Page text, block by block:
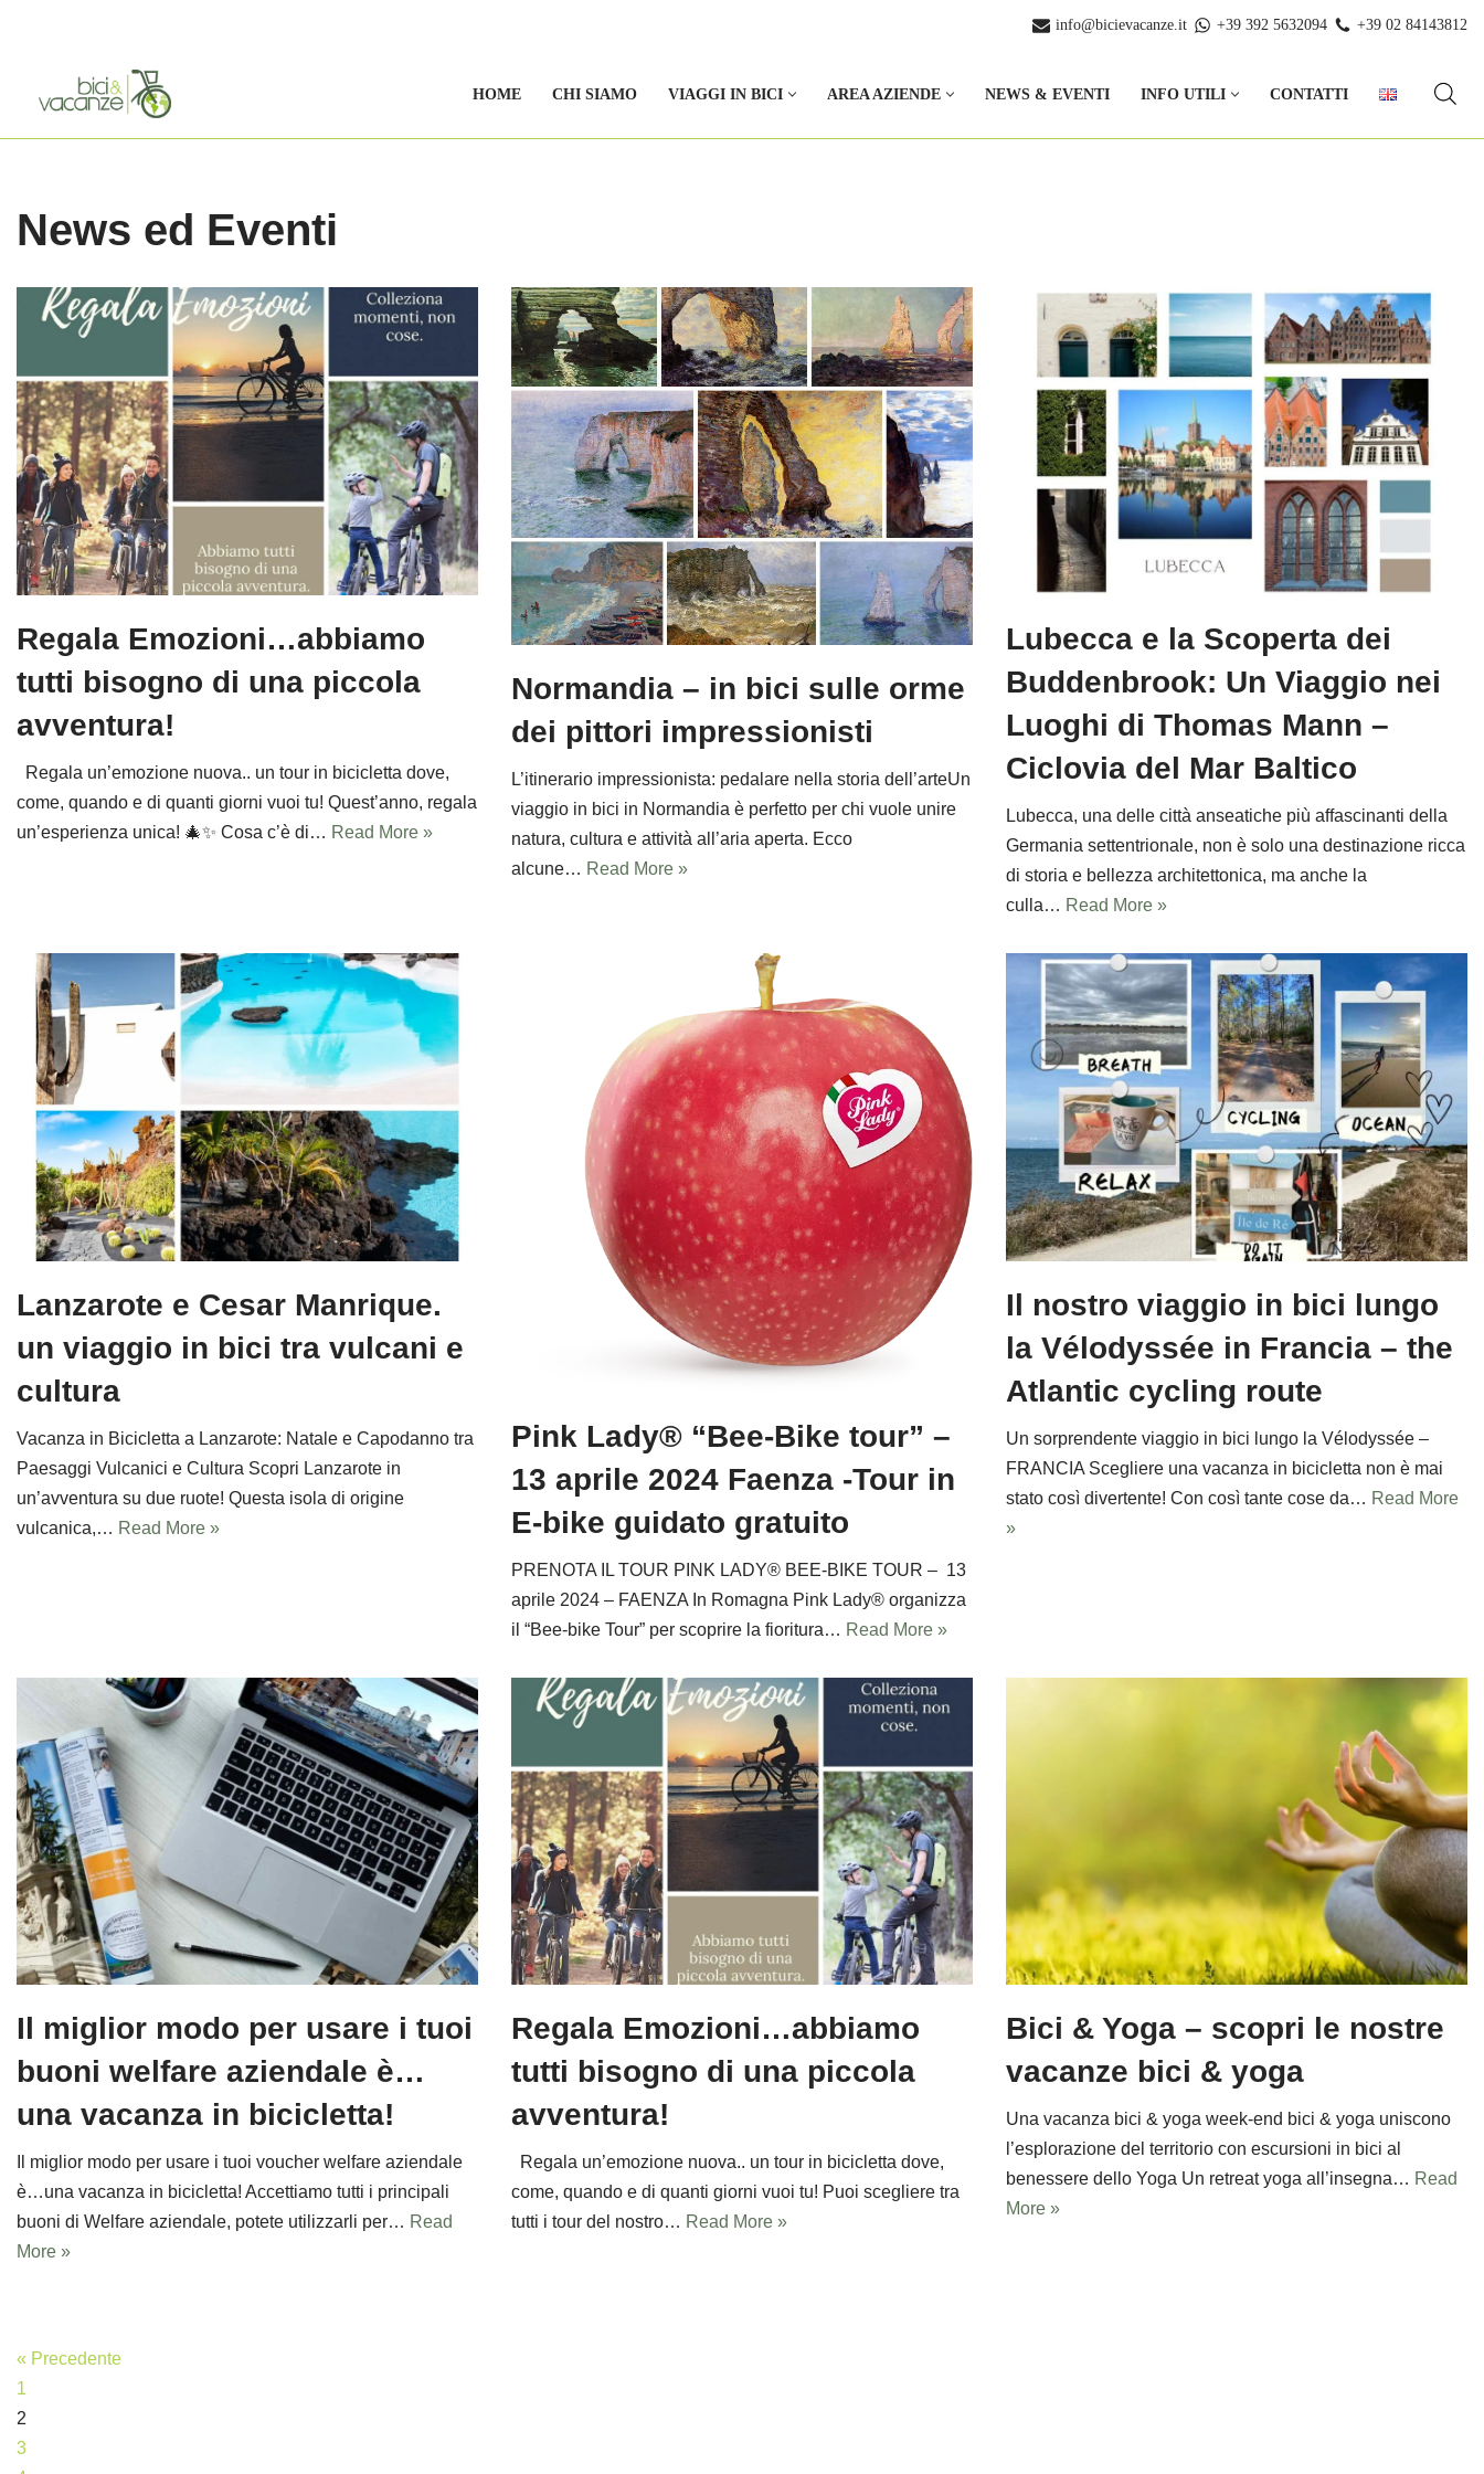
info@bicievacanze.it +39 392 5632094 +39 02 84143812
HOME CHI SIAMO VIAGGI IN BICI AREA AZIENDE NEWS & EVENTI INFO UTILI CONTATTI
News ed Eventi
Regala Emozioni…abbiamo
tutti bisogno di una piccola
avventura!
Regala un’emozione nuova.. un tour in bicicletta dove,
come, quando e di quanti giorni vuoi tu! Quest’anno, regala
un’esperienza unica! 🎄✨ Cosa c’è di… Read More »
Normandia – in bici sulle orme
dei pittori impressionisti
L’itinerario impressionista: pedalare nella storia dell’arteUn
viaggio in bici in Normandia è perfetto per chi vuole unire
natura, cultura e attività all’aria aperta. Ecco
alcune… Read More »
Lubecca e la Scoperta dei
Buddenbrook: Un Viaggio nei
Luoghi di Thomas Mann –
Ciclovia del Mar Baltico
Lubecca, una delle città anseatiche più affascinanti della
Germania settentrionale, non è solo una destinazione ricca
di storia e bellezza architettonica, ma anche la
culla… Read More »
Lanzarote e Cesar Manrique.
un viaggio in bici tra vulcani e
cultura
Vacanza in Bicicletta a Lanzarote: Natale e Capodanno tra
Paesaggi Vulcanici e Cultura Scopri Lanzarote in
un’avventura su due ruote! Questa isola di origine
vulcanica,… Read More »
Pink Lady® “Bee-Bike tour” –
13 aprile 2024 Faenza -Tour in
E-bike guidato gratuito
PRENOTA IL TOUR PINK LADY® BEE-BIKE TOUR – 13
aprile 2024 – FAENZA In Romagna Pink Lady® organizza
il “Bee-bike Tour” per scoprire la fioritura… Read More »
Il nostro viaggio in bici lungo
la Vélodyssée in Francia – the
Atlantic cycling route
Un sorprendente viaggio in bici lungo la Vélodyssée –
FRANCIA Scegliere una vacanza in bicicletta non è mai
stato così divertente! Con così tante cose da… Read More
»
Il miglior modo per usare i tuoi
buoni welfare aziendale è…
una vacanza in bicicletta!
Il miglior modo per usare i tuoi voucher welfare aziendale
è…una vacanza in bicicletta! Accettiamo tutti i principali
buoni di Welfare aziendale, potete utilizzarli per… Read
More »
Regala Emozioni…abbiamo
tutti bisogno di una piccola
avventura!
Regala un’emozione nuova.. un tour in bicicletta dove,
come, quando e di quanti giorni vuoi tu! Puoi scegliere tra
tutti i tour del nostro… Read More »
Bici & Yoga – scopri le nostre
vacanze bici & yoga
Una vacanza bici & yoga week-end bici & yoga uniscono
l’esplorazione del territorio con escursioni in bici al
benessere dello Yoga Un retreat yoga all’insegna… Read
More »
« Precedente
1
2
3